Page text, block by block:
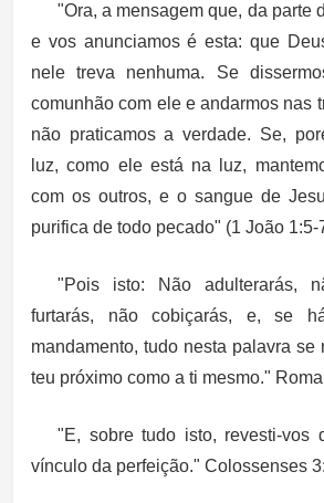
"Ora, a mensagem que, da parte
e vos anunciamos é esta: que
nele treva nenhuma. Se
comunhão com ele e andarmos nas
não praticamos a verdade. Se,
luz, como ele está na luz,
com os outros, e o sangue de
purifica de todo pecado" (1 João 1:5-
"Pois isto: Não adulterarás,
furtarás, não cobiçarás, e, se
mandamento, tudo nesta palavra se
teu próximo como a ti mesmo."
"E, sobre tudo isto, revesti-vos
vínculo da perfeição." Colossenses